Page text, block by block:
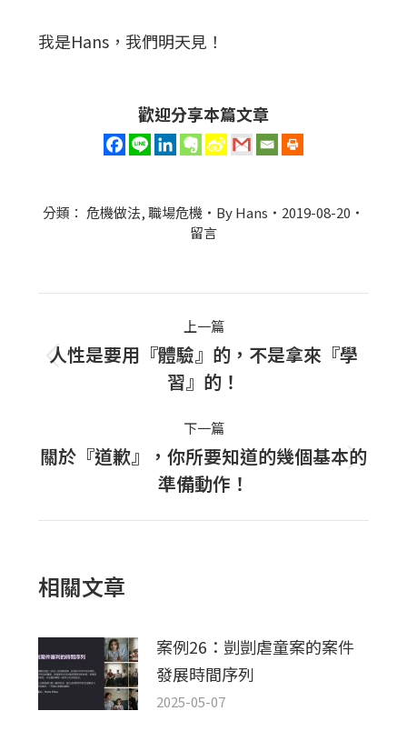
我是Hans，我們明天見！
歡迎分享本篇文章
分類： 危機做法,職場危機 ByHans
2019-08-20
留言
navigation
上一篇
上
一
篇
文
章：
人性是要用『體驗』的，不是拿來『學
習』的！
下一篇
下
一
篇
關於『道歉』，你所要知道的幾個基本的
準備動作！
相關文章
案例26：剴剴虐童案的案件
發展時間序列
2025-05-07